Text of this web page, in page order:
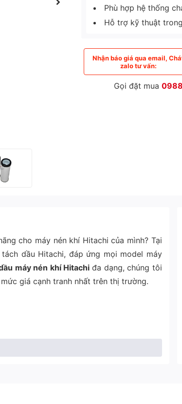
Phù hợp hệ thống
Hỗ trợ kỹ thuật
Nhận báo giá qua email,
zalo tư vấn:
Gọi đặt mua
cho máy nén khí Hitachi của mình? Tại
dầu Hitachi, đáp ứng mọi model máy
máy nén khí Hitachi đa dạng, chúng tôi
giá cạnh tranh nhất trên thị trường.